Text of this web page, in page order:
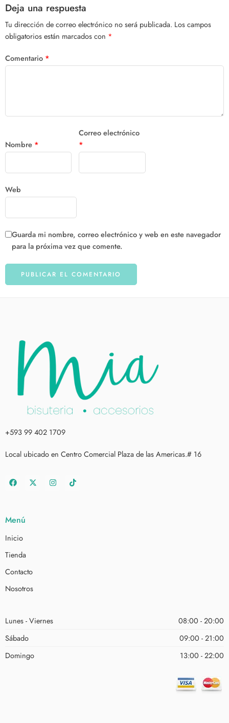
Deja una respuesta
Tu dirección de correo electrónico no será publicada. Los campos
obligatorios están marcados con *
Comentario *
Nombre *
Correo electrónico
*
Web
Guarda mi nombre, correo electrónico y web en este navegador
para la próxima vez que comente.
+593 99 402 1709
Local ubicado en Centro Comercial Plaza de las Americas.# 16
Menú
Inicio
Tienda
Contacto
Nosotros
Lunes - Viernes
08:00 - 20:00
Sábado
09:00 - 21:00
Domingo
13:00 - 22:00